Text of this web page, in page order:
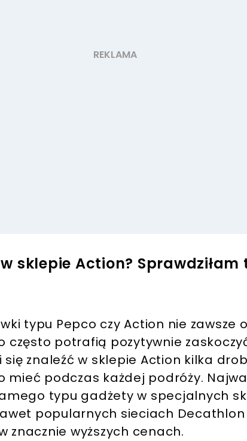
sklepie Action?
typu Pepco czy Action nie zawsze
często potrafią pozytywnie
znaleźć w sklepie Action kilka
mieć podczas każdej podróży.
typu gadżety w specjalnych
popularnych sieciach
znacznie wyższych cenach.